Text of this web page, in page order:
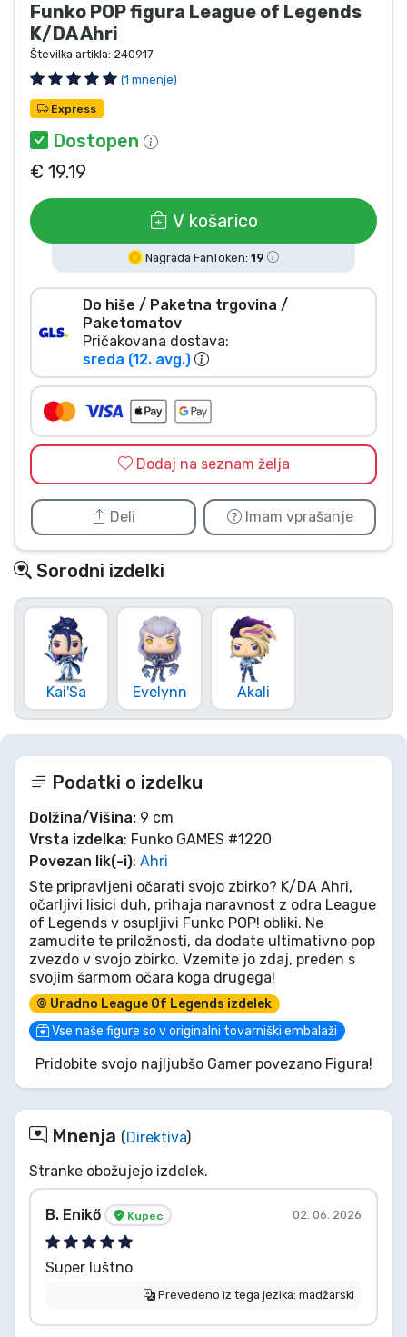
Funko POP figura League of Legends
K/DA Ahri
Številka artikla: 240917
(1 mnenje)
Express
Dostopen
€ 19.19
V košarico
Nagrada FanToken: 19
Do hiše / Paketna trgovina /
Paketomatov
Pričakovana dostava:
sreda (12. avg.)
Dodaj na seznam želja
Deli Imam vprašanje
Sorodni izdelki
Kai'Sa Evelynn Akali
Podatki o izdelku
Dolžina/Višina: 9 cm
Vrsta izdelka: Funko GAMES #1220
Povezan lik(-i): Ahri
Ste pripravljeni očarati svojo zbirko? K/DA Ahri,
očarljivi lisici duh, prihaja naravnost z odra League
of Legends v osupljivi Funko POP! obliki. Ne
zamudite te priložnosti, da dodate ultimativno pop
zvezdo v svojo zbirko. Vzemite jo zdaj, preden s
svojim šarmom očara koga drugega!
© Uradno League Of Legends izdelek
Vse naše figure so v originalni tovarniški embalaži
Pridobite svojo najljubšo Gamer povezano Figura!
Mnenja (Direktiva)
Stranke obožujejo izdelek.
B. Enikő Kupec 02. 06. 2026
Super luštno
Prevedeno iz tega jezika: madžarski
Športne izdelki
Glasbene izdelki
Vrste izdelkov